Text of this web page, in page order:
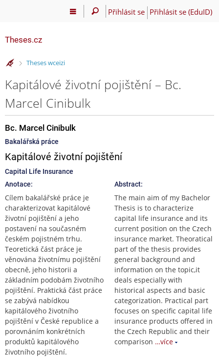
Přihlásit se Přihlásit se (EduID)
Theses.cz
>
Theses wceizi
Kapitálové životní pojištění – Bc.
Marcel Cinibulk
Bc. Marcel Cinibulk
Bakalářská práce
Kapitálové životní pojištění
Capital Life Insurance
Anotace:
Cílem bakalářské práce je
charakterizovat kapitálové
životní pojištění a jeho
postavení na současném
českém pojistném trhu.
Teoretická část práce je
věnována životnímu pojištění
obecně, jeho historii a
základním podobám životního
pojištění. Praktická část práce
se zabývá nabídkou
kapitálového životního
pojištění v České republice a
porovnáním konkrétních
produktů kapitálového
životního pojištění.
Abstract:
The main aim of my Bachelor
Thesis is to characterize
capital life insurance and its
current position on the Czech
insurance market. Theoratical
part of the thesis provides
general background and
information on the topic,it
deals especially with
historical aspects and basic
categorization. Practical part
focuses on specific capital life
insurance products offered in
the Czech Republic and their
comparison …více